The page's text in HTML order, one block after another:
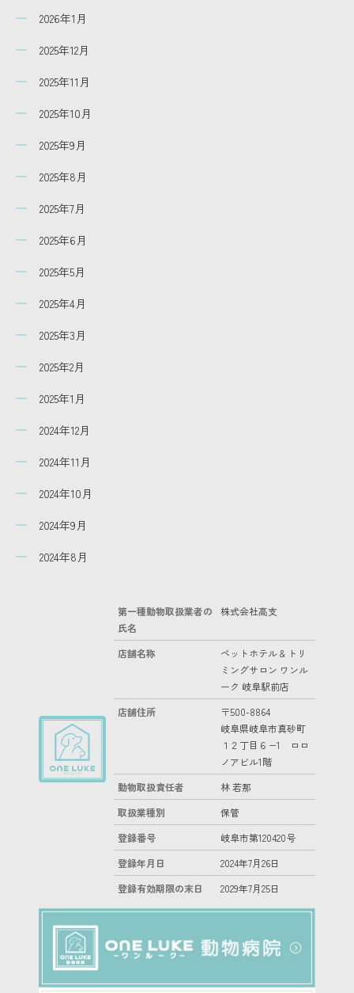
2026年1月
2025年12月
2025年11月
2025年10月
2025年9月
2025年8月
2025年7月
2025年6月
2025年5月
2025年4月
2025年3月
2025年2月
2025年1月
2024年12月
2024年11月
2024年10月
2024年9月
2024年8月
第一種動物取扱業者の
氏名
株式会社高支
店舗名称
ペットホテル & トリ
ミングサロン ワンル
ーク 岐阜駅前店
店舗住所
〒500-8864
岐阜県岐阜市真砂町
１２丁目６−1 ロロ
ノアビル1階
動物取扱責任者
林 若那
取扱業種別
保管
登録番号
岐阜市第120420号
登録年月日
2024年7月26日
登録有効期限の末日
2029年7月25日